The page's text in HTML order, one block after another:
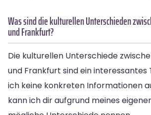
Was sind die kulturellen Unterschieden
und Frankfurt?
Die kulturellen Unterschiede
und Frankfurt sind ein interessantes
ich keine konkreten Informationen
kann ich dir aufgrund meines